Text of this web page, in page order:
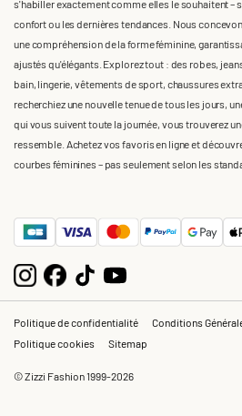
s'habiller exactement comme elles le souhaitent –
confort ou les dernières tendances. Nous
une compréhension de la forme féminine,
ajustés qu'élégants. Explorez tout : des robes,
bain, lingerie, vêtements de sport, chaussures
recherchiez une nouvelle tenue de tous les jours,
qui vous suivent toute la journée, vous trouverez
ressemble. Achetez vos favoris en ligne et
courbes féminines – pas seulement selon les
Politique de confidentialité
Conditions
Politique cookies
Sitemap
© Zizzi Fashion 1999-2026